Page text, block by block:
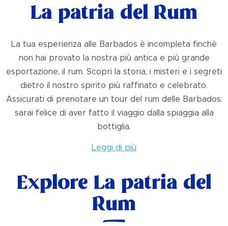
La patria del Rum
La tua esperienza alle Barbados è incompleta finché
non hai provato la nostra più antica e più grande
esportazione, il rum. Scopri la storia, i misteri e i segreti
dietro il nostro spirito più raffinato e celebrato.
Assicurati di prenotare un tour del rum delle Barbados:
sarai felice di aver fatto il viaggio dalla spiaggia alla
bottiglia.
Leggi di più
Explore La patria del
Rum